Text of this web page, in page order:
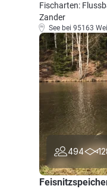
Fischarten:
Zander
See bei 95163
494